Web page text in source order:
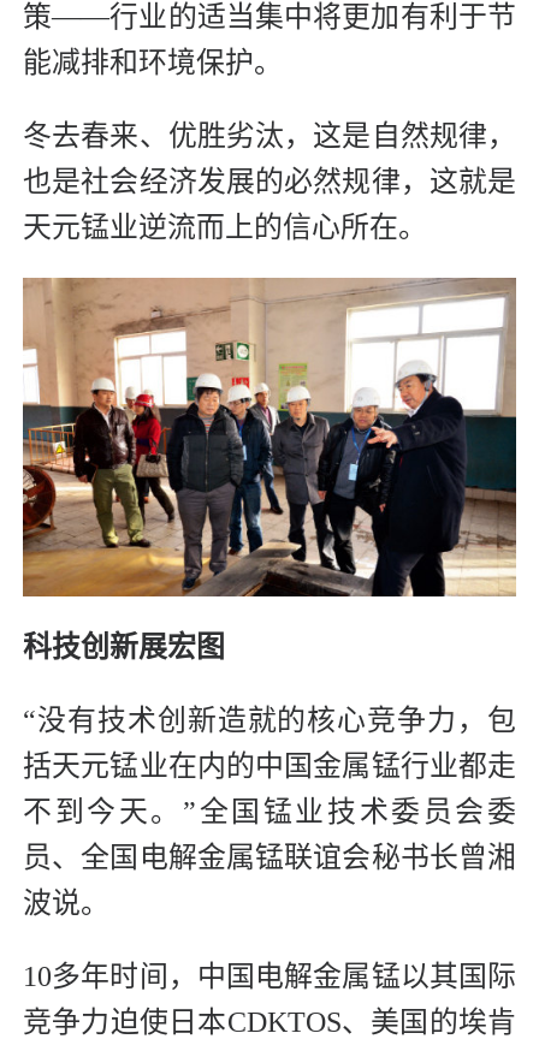
策——行业的适当集中将更加有利于节
能减排和环境保护。
冬去春来、优胜劣汰，这是自然规律，
也是社会经济发展的必然规律，这就是
天元锰业逆流而上的信心所在。
科技创新展宏图
“没有技术创新造就的核心竞争力，包
括天元锰业在内的中国金属锰行业都走
不到今天。”全国锰业技术委员会委
员、全国电解金属锰联谊会秘书长曾湘
波说。
10多年时间，中国电解金属锰以其国际
竞争力迫使日本CDKTOS、美国的埃肯